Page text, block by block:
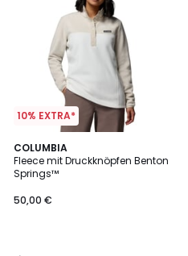
10% EXTRA*
COLUMBIA
Fleece mit Druckknöpfen Benton
Springs™
50,00 €
4,3
/ 5